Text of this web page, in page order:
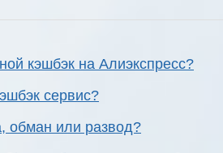
кэшбэк на Алиэкспресс?
сервис?
обман или развод?